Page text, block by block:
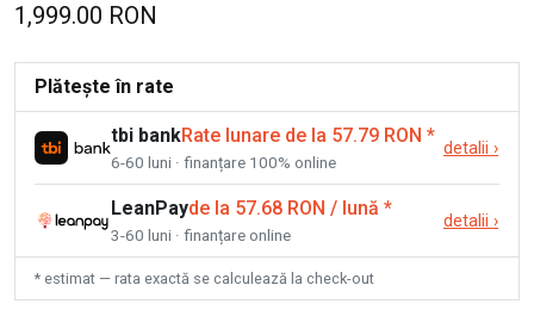
1,999.00 RON
Plătește în rate
tbi bankRate lunare de la 57.79 RON *
6-60 luni · finanțare 100% online
detalii ›
LeanPayde la 57.68 RON / lună *
3-60 luni · finanțare online
detalii ›
* estimat — rata exactă se calculează la check-out